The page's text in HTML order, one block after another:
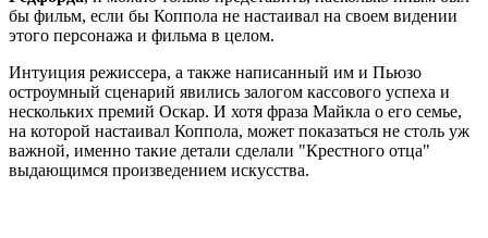
бы фильм, если бы Коппола не настаивал на своем видении
этого персонажа и фильма в целом.
Интуиция режиссера, а также написанный им и Пьюзо
остроумный сценарий явились залогом кассового успеха и
нескольких премий Оскар. И хотя фраза Майкла о его семье,
на которой настаивал Коппола, может показаться не столь уж
важной, именно такие детали сделали "Крестного отца"
выдающимся произведением искусства.